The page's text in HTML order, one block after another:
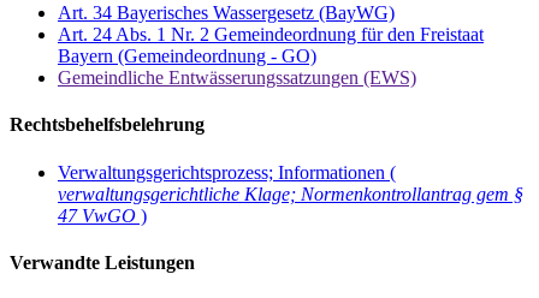
Art. 34 Bayerisches Wassergesetz (BayWG)
Art. 24 Abs. 1 Nr. 2 Gemeindeordnung für den Freistaat
Bayern (Gemeindeordnung - GO)
Gemeindliche Entwässerungssatzungen (EWS)
Rechtsbehelfsbelehrung
Verwaltungsgerichtsprozess; Informationen (
verwaltungsgerichtliche Klage; Normenkontrollantrag gem §
47 VwGO )
Verwandte Leistungen